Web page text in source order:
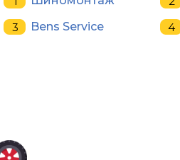
Bens Service